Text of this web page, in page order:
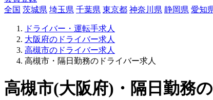
全国 茨城県 埼玉県 千葉県 東京都 神奈川県 静岡県 愛知
ドライバー・運転手求人
大阪府のドライバー求人
高槻市のドライバー求人
高槻市・隔日勤務のドライバー求人
高槻市(大阪府)・隔日勤務